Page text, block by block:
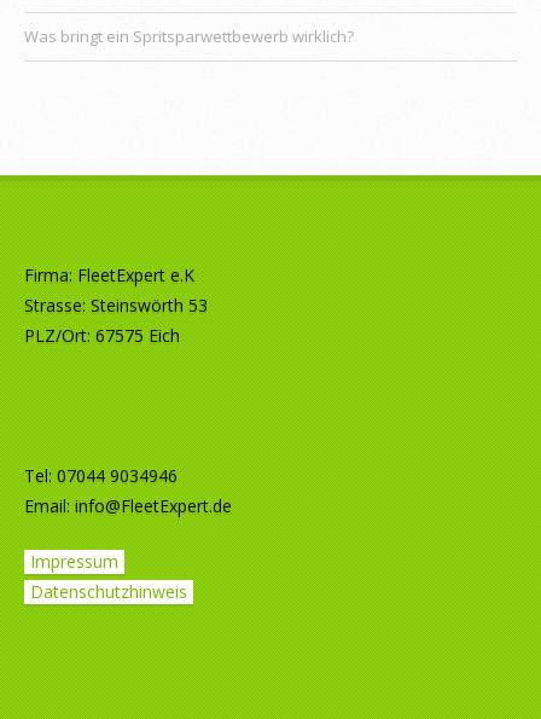
Was bringt ein Spritsparwettbewerb wirklich?
Firma: FleetExpert e.K
Strasse: Steinswörth 53
PLZ/Ort: 67575 Eich
Tel: 07044 9034946
Email:info@FleetExpert.de
Impressum
Datenschutzhinweis